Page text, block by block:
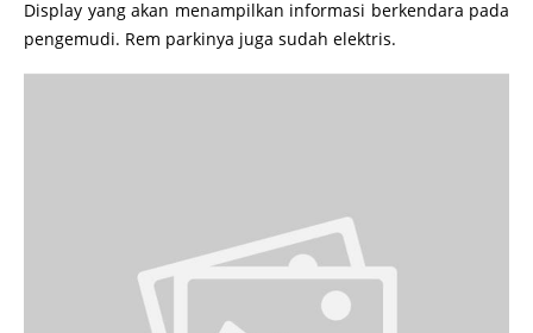
Display yang akan menampilkan informasi berkendara pada
pengemudi. Rem parkinya juga sudah elektris.